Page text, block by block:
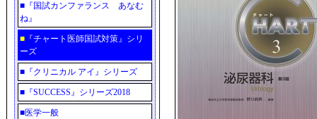
■ 『国試カンファランス あなむ
ね』
■ 『チャート医師国試対策』シリ
ーズ
■ 『クリニカル アイ』シリーズ
■ 『SUCCESS』シリーズ2018
■医学一般